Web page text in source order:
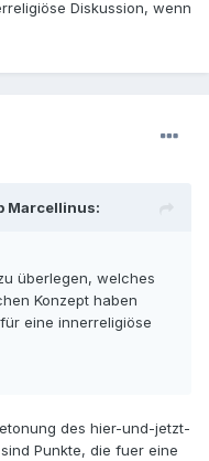
Diskussion, wenn
Marcellinus:
überlegen, welches
Konzept haben
eine innerreligiöse
des hier-und-jetzt-
Punkte, die fuer eine